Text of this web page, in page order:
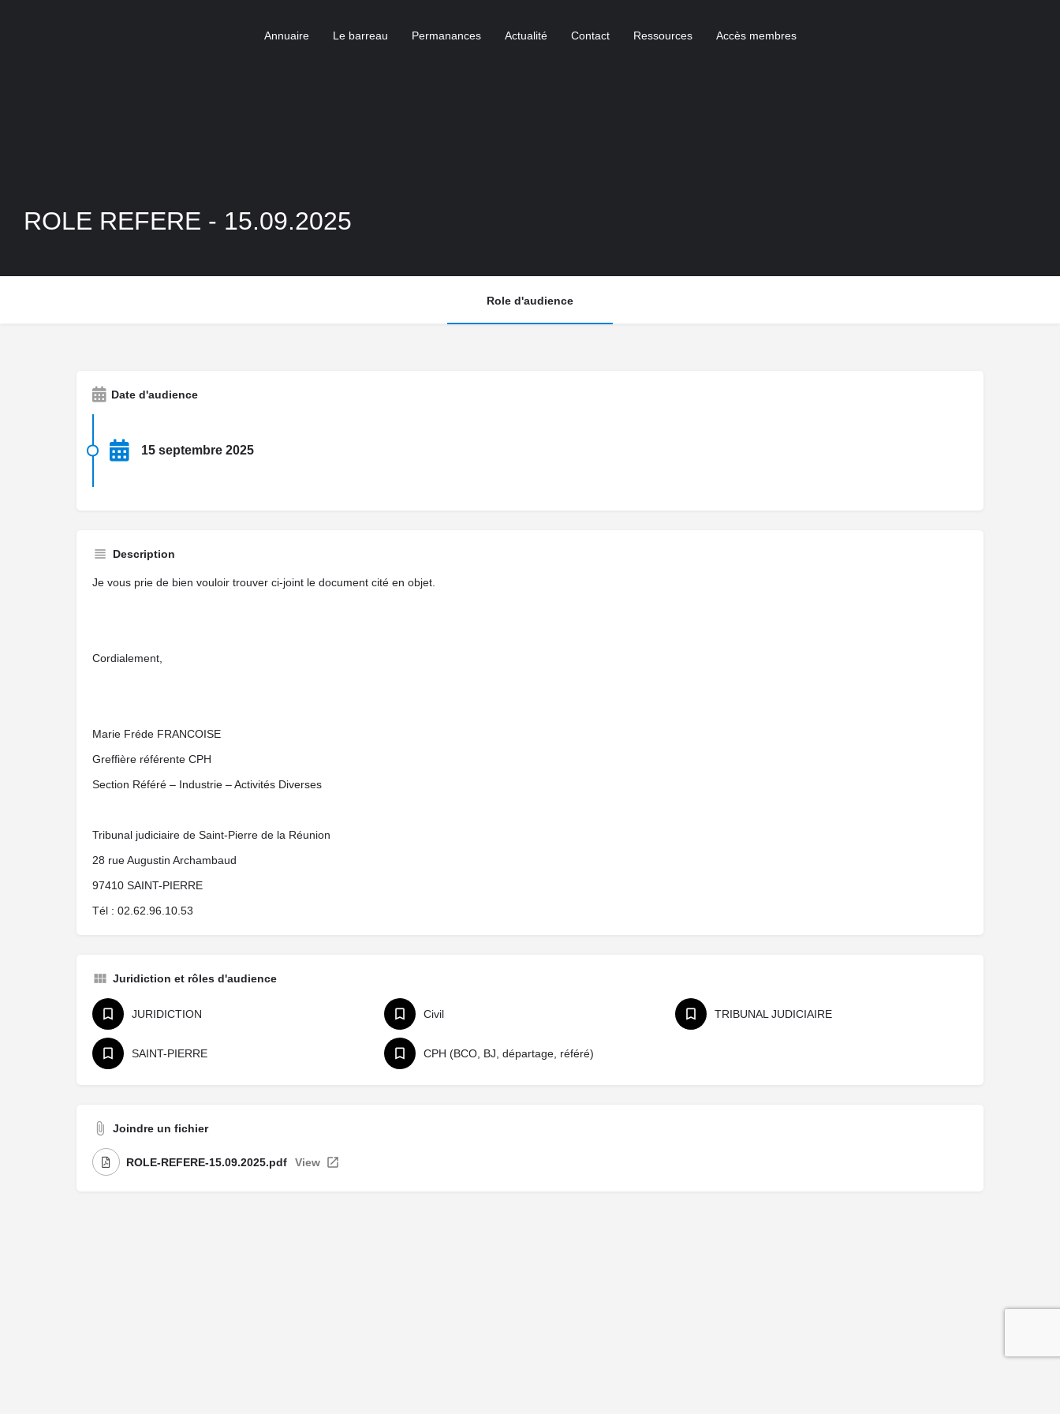
Annuaire Le barreau Permanances Actualité Contact Ressources Accès membres
ROLE REFERE - 15.09.2025
Role d'audience
Date d'audience
15 septembre 2025
Description
Je vous prie de bien vouloir trouver ci-joint le document cité en objet.
Cordialement,
Marie Fréde FRANCOISE
Greffière référente CPH
Section Référé – Industrie – Activités Diverses
Tribunal judiciaire de Saint-Pierre de la Réunion
28 rue Augustin Archambaud
97410 SAINT-PIERRE
Tél : 02.62.96.10.53
Juridiction et rôles d'audience
JURIDICTION Civil TRIBUNAL JUDICIAIRE
SAINT-PIERRE CPH (BCO, BJ, départage, référé)
Joindre un fichier
ROLE-REFERE-15.09.2025.pdf View